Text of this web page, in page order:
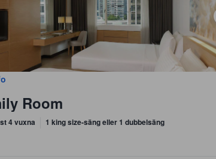
Room
4 vuxna 1 king size-säng eller 1 dubbelsäng